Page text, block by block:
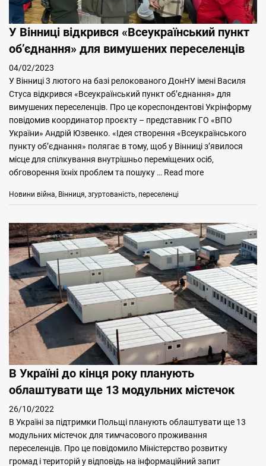
У Вінниці відкрився «Всеукраїнський пункт
об’єднання» для вимушених переселенців
04/02/2023
У Вінниці 3 лютого на базі релокованого ДонНУ імені Василя
Стуса відкрився «Всеукраїнський пункт об’єднання» для
вимушених переселенців. Про це кореспондентові Укрінформу
повідомив координатор проєкту – представник ГО «ВПО
України» Андрій Юзвенко. «Ідея створення «Всеукраїнського
пункту об’єднання» полягає в тому, щоб у Вінниці з’явилося
місце для спілкування внутрішньо переміщених осіб,
обговорення їхніх проблем та пошуку … Read more
Categories
Новини Tags
війна, Вінниця, згуртованість, переселенці
В Україні до кінця року планують
облаштувати ще 13 модульних містечок
26/10/2022
В Україні за підтримки Польщі планують облаштувати ще 13
модульних містечок для тимчасового проживання
переселенців. Про це повідомило Міністерство розвитку
громад і територій у відповідь на інформаційний запит